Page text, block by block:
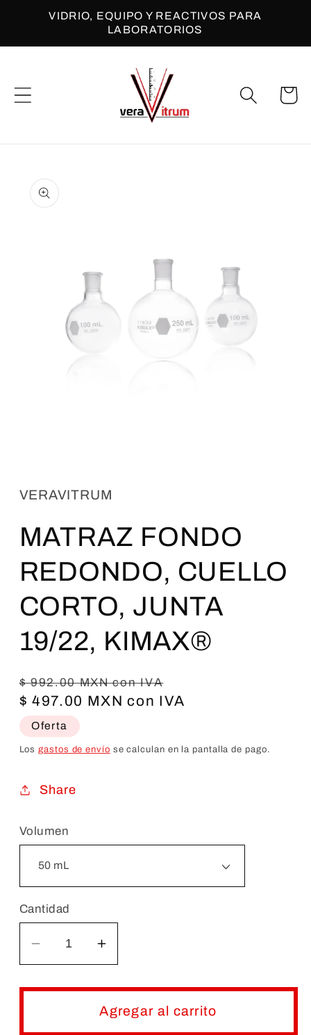
directamente
VIDRIO, EQUIPO Y REACTIVOS PARA
LABORATORIOS
Carrito
a la
información
1
en
modal
VERAVITRUM
MATRAZ FONDO
REDONDO, CUELLO
CORTO, JUNTA
19/22, KIMAX®
Precio
habitual
$ 992.00 MXN con IVA
de
$ 497.00 MXN con IVA
Oferta
Losgastos de envío se calculan en la pantalla de pago.
Share
Volumen
Cantidad
Reducir
cantidad
para
Aumentar
cantidad
para
MATRAZ
Agregar al carrito